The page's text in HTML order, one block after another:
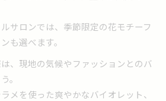
サロンでは、季節限定の花モチーフ
も選べます。
、現地の気候やファッションとのバ
。
メを使った爽やかなバイオレット、